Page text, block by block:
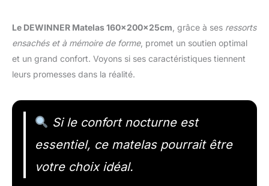
Le DEWINNER Matelas 160x200x25cm , grâce à ses ressorts
ensachés et à mémoire de forme, promet un soutien optimal
et un grand confort. Voyons si ses caractéristiques tiennent
leurs promesses dans la réalité.
Si le confort nocturne est
essentiel, ce matelas pourrait être
votre choix idéal.